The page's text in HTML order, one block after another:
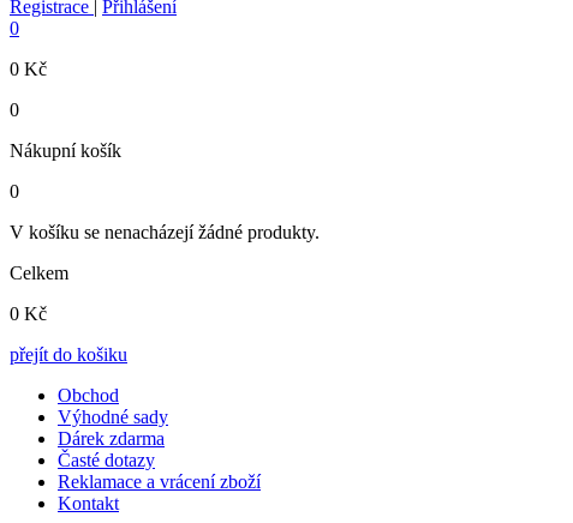
Registrace | Přihlášení
0
0 Kč
0
Nákupní košík
0
V košíku se nenacházejí žádné produkty.
Celkem
0 Kč
přejít do košiku
Obchod
Výhodné sady
Dárek zdarma
Časté dotazy
Reklamace a vrácení zboží
Kontakt